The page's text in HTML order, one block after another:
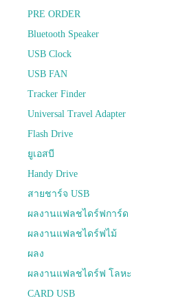
PRE ORDER
Bluetooth Speaker
USB Clock
USB FAN
Tracker Finder
Universal Travel Adapter
Flash Drive
ยูเอสบี
Handy Drive
สายชาร์จ USB
ผลงานแฟลชไดร์ฟการ์ด
ผลงานแฟลชไดร์ฟไม้
ผลง
ผลงานแฟลชไดร์ฟ โลหะ
CARD USB